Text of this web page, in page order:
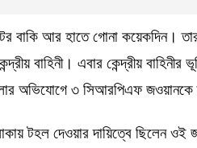
বাকি আর হাতে গোনা কয়েকদিন।
বাহিনী। এবার কেন্দ্রীয়
অভিযোগে ৩ সিআরপিএফ জওয়ানকে
টহল দেওয়ার দায়িত্বে ছিলেন